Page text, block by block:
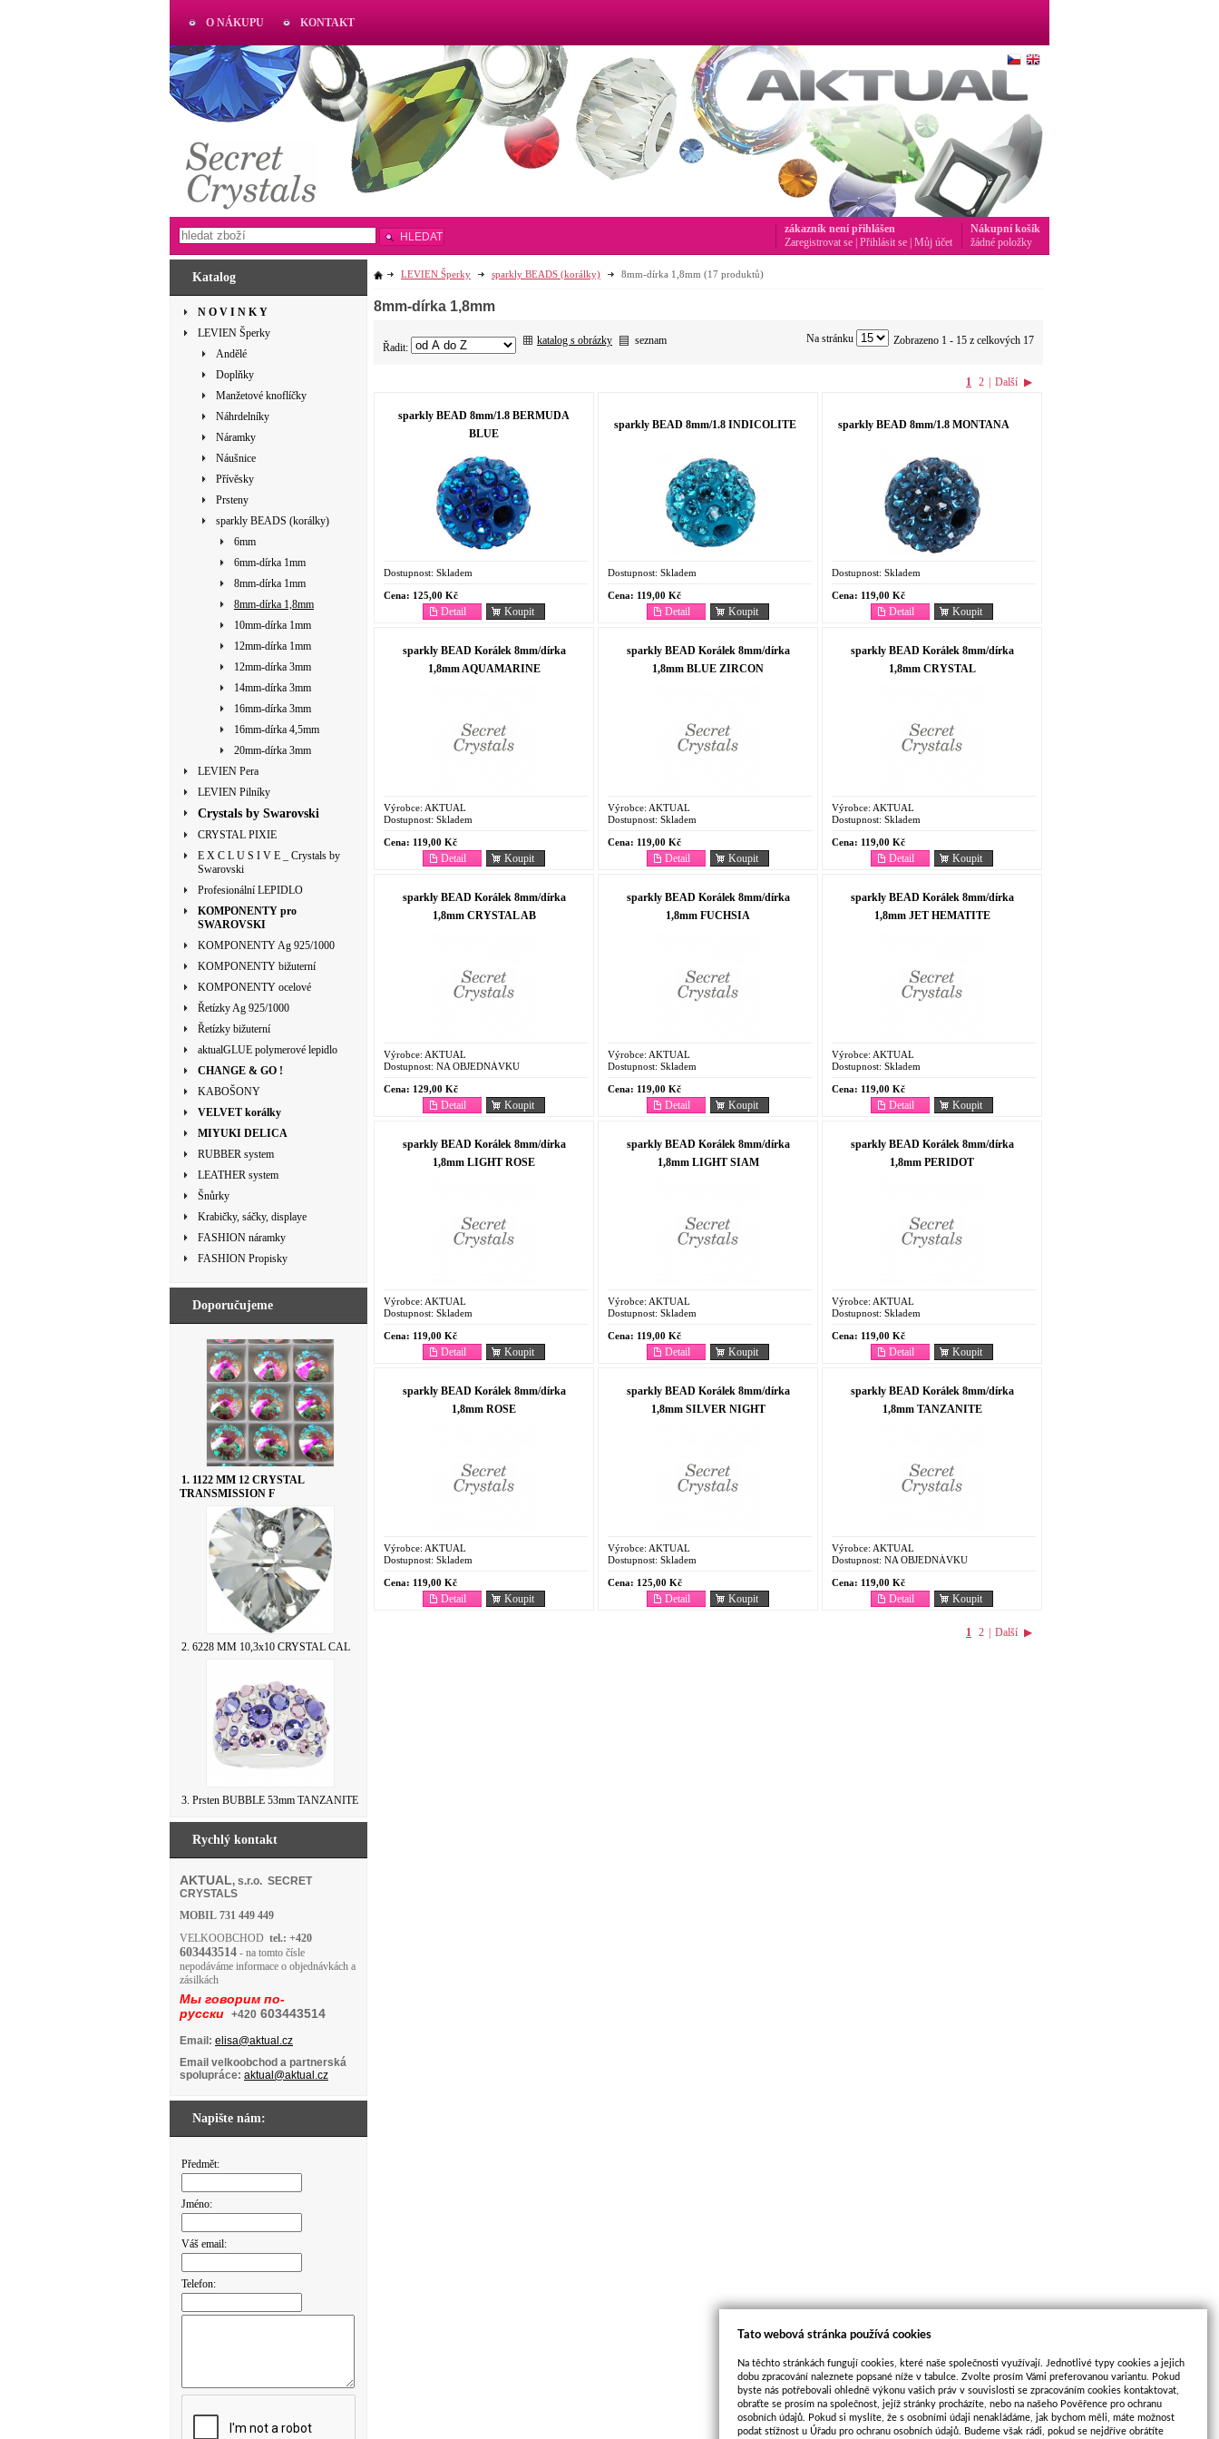
Katalog
N O V I N K Y
LEVIEN Šperky
Andělé
Doplňky
Manžetové knoflíčky
Náhrdelníky
Náramky
Náušnice
Přívěsky
Prsteny
sparkly BEADS (korálky)
6mm
6mm-dírka 1mm
8mm-dírka 1mm
8mm-dírka 1,8mm
10mm-dírka 1mm
12mm-dírka 1mm
12mm-dírka 3mm
14mm-dírka 3mm
16mm-dírka 3mm
16mm-dírka 4,5mm
20mm-dírka 3mm
LEVIEN Pera
LEVIEN Pilníky
Crystals by Swarovski
CRYSTAL PIXIE
E X C L U S I V E _ Crystals by
Swarovski
Profesionální LEPIDLO
KOMPONENTY pro
SWAROVSKI
KOMPONENTY Ag 925/1000
KOMPONENTY bižuterní
KOMPONENTY ocelové
Řetízky Ag 925/1000
Řetízky bižuterní
aktualGLUE polymerové lepidlo
CHANGE & GO !
KABOŠONY
VELVET korálky
MIYUKI DELICA
RUBBER system
LEATHER system
Šnůrky
Krabičky, sáčky, displaye
FASHION náramky
FASHION Propisky
Doporučujeme
1. 1122 MM 12 CRYSTAL
TRANSMISSION F
2. 6228 MM 10,3x10 CRYSTAL CAL
3. Prsten BUBBLE 53mm TANZANITE
Rychlý kontakt
AKTUAL, s.r.o. SECRET
CRYSTALS
MOBIL 731 449 449
VELKOOBCHOD tel.: +420
603443514 - na tomto čísle
nepodáváme informace o objednávkách a
zásilkách
Мы говорим по-
русски +420 603443514
Email: elisa@aktual.cz
Email velkoobchod a partnerská
spolupráce: aktual@aktual.cz
Napište nám:
Předmět:
Jméno:
Váš email:
Telefon:
LEVIEN Šperky sparkly BEADS (korálky) 8mm-dírka 1,8mm (17 produktů)
8mm-dírka 1,8mm
Řadit:
katalog s obrázky seznam Zobrazeno 1 - 15 z celkových 17
Na stránku
1 2 | Další ▶
sparkly BEAD 8mm/1.8 BERMUDA
BLUE
Dostupnost: Skladem
Cena: 125,00 Kč
Koupit
Detail
sparkly BEAD 8mm/1.8 INDICOLITE
Dostupnost: Skladem
Cena: 119,00 Kč
Koupit
Detail
sparkly BEAD 8mm/1.8 MONTANA
Dostupnost: Skladem
Cena: 119,00 Kč
Koupit
Detail
sparkly BEAD Korálek 8mm/dírka
1,8mm AQUAMARINE
Výrobce: AKTUAL
Dostupnost: Skladem
Cena: 119,00 Kč
Koupit
Detail
sparkly BEAD Korálek 8mm/dírka
1,8mm BLUE ZIRCON
Výrobce: AKTUAL
Dostupnost: Skladem
Cena: 119,00 Kč
Koupit
Detail
sparkly BEAD Korálek 8mm/dírka
1,8mm CRYSTAL
Výrobce: AKTUAL
Dostupnost: Skladem
Cena: 119,00 Kč
Koupit
Detail
sparkly BEAD Korálek 8mm/dírka
1,8mm CRYSTAL AB
Výrobce: AKTUAL
Dostupnost: NA OBJEDNÁVKU
Cena: 129,00 Kč
Koupit
Detail
sparkly BEAD Korálek 8mm/dírka
1,8mm FUCHSIA
Výrobce: AKTUAL
Dostupnost: Skladem
Cena: 119,00 Kč
Koupit
Detail
sparkly BEAD Korálek 8mm/dírka
1,8mm JET HEMATITE
Výrobce: AKTUAL
Dostupnost: Skladem
Cena: 119,00 Kč
Koupit
Detail
sparkly BEAD Korálek 8mm/dírka
1,8mm LIGHT ROSE
Výrobce: AKTUAL
Dostupnost: Skladem
Cena: 119,00 Kč
Koupit
Detail
sparkly BEAD Korálek 8mm/dírka
1,8mm LIGHT SIAM
Výrobce: AKTUAL
Dostupnost: Skladem
Cena: 119,00 Kč
Koupit
Detail
sparkly BEAD Korálek 8mm/dírka
1,8mm PERIDOT
Výrobce: AKTUAL
Dostupnost: Skladem
Cena: 119,00 Kč
Koupit
Detail
sparkly BEAD Korálek 8mm/dírka
1,8mm ROSE
Výrobce: AKTUAL
Dostupnost: Skladem
Cena: 119,00 Kč
Koupit
Detail
sparkly BEAD Korálek 8mm/dírka
1,8mm SILVER NIGHT
Výrobce: AKTUAL
Dostupnost: Skladem
Cena: 125,00 Kč
Koupit
Detail
sparkly BEAD Korálek 8mm/dírka
1,8mm TANZANITE
Výrobce: AKTUAL
Dostupnost: NA OBJEDNÁVKU
Cena: 119,00 Kč
Koupit
Detail
1 2 | Další ▶
O NÁKUPU KONTAKT
AKTUAL
www.aktual-koralky.cz
HLEDAT
Nákupní košík
žádné položky
zákazník není přihlášen
Zaregistrovat se Přihlásit se Můj účet
Tato webová stránka používá cookies
Na těchto stránkách fungují cookies, které naše společnosti využívají. Jednotlivé typy cookies a jejich
dobu zpracování naleznete popsané níže v tabulce. Zvolte prosím Vámi preferovanou variantu. Pokud
byste nás potřebovali ohledně výkonu vašich práv v souvislosti se zpracováním cookies kontaktovat,
obraťte se prosím na společnost, jejíž stránky procházíte, nebo na našeho Pověřence pro ochranu
osobních údajů. Pokud si myslíte, že s osobními údaji nenakládáme, jak bychom měli, máte možnost
podat stížnost u Úřadu pro ochranu osobních údajů. Budeme však rádi, pokud se nejdříve obrátíte